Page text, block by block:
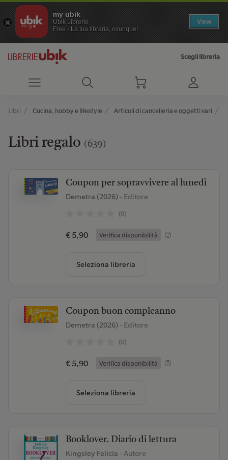
my ubik
Ubik Librerie
Free - La tua libreria, ovunque!
View
Scegli libreria
Libri Cucina, hobby e lifestyle Articoli di cancelleria e oggetti vari
Libri regalo (639)
Coupon per sopravvivere al lunedì
Demetra (2026)- Editore
(0)
€ 5,90 Verifica disponibilità
Seleziona libreria
Coupon buon compleanno
Demetra (2026)- Editore
(0)
€ 5,90 Verifica disponibilità
Seleziona libreria
Booklover. Diario di lettura
Kingsley Felicia - Autore